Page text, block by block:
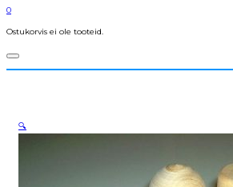
0
Ostukorvis ei ole tooteid.
🔍